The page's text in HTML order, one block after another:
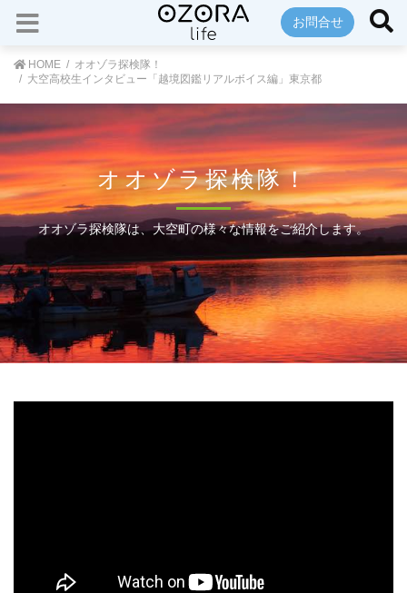
お問合せ
HOME
オオゾラ探検隊！
大空高校生インタビュー「越境図鑑リアルボイス編」東京都
オオゾラ探検隊！
オオゾラ探検隊は、大空町の様々な情報をご紹介します。